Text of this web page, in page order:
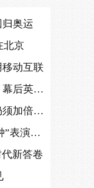
奥运
北京
动互联
北京八分钟：台上精彩源自演员刻苦 幕后英雄多
平昌冬奥会正式闭幕 蓄力北京我们仍须加倍努力
带你走近平昌冬奥闭幕式“北京八分钟”表演现场
新答卷